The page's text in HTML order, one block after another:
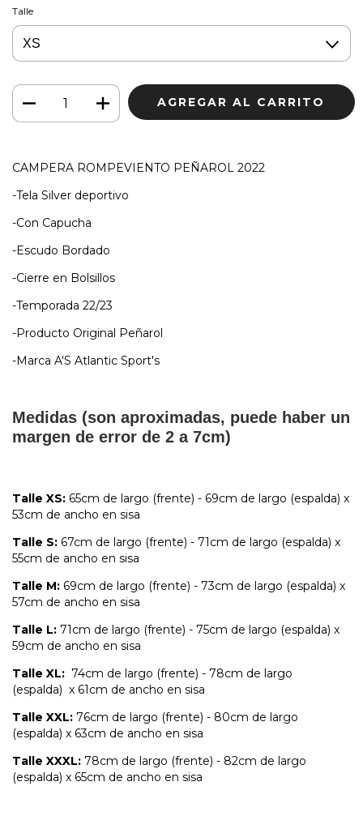
Talle
CAMPERA ROMPEVIENTO PEÑAROL 2022
-Tela Silver deportivo
-Con Capucha
-Escudo Bordado
-Cierre en Bolsillos
-Temporada 22/23
-Producto Original Peñarol
-Marca A'S Atlantic Sport's
Medidas (son aproximadas, puede haber un
margen de error de 2 a 7cm)
Talle XS: 65cm de largo (frente) - 69cm de largo (espalda) x
53cm de ancho en sisa
Talle S: 67cm de largo (frente) - 71cm de largo (espalda) x
55cm de ancho en sisa
Talle M: 69cm de largo (frente) - 73cm de largo (espalda) x
57cm de ancho en sisa
Talle L: 71cm de largo (frente) - 75cm de largo (espalda) x
59cm de ancho en sisa
Talle XL: 74cm de largo (frente) - 78cm de largo
(espalda) x 61cm de ancho en sisa
Talle XXL: 76cm de largo (frente) - 80cm de largo
(espalda) x 63cm de ancho en sisa
Talle XXXL: 78cm de largo (frente) - 82cm de largo
(espalda) x 65cm de ancho en sisa